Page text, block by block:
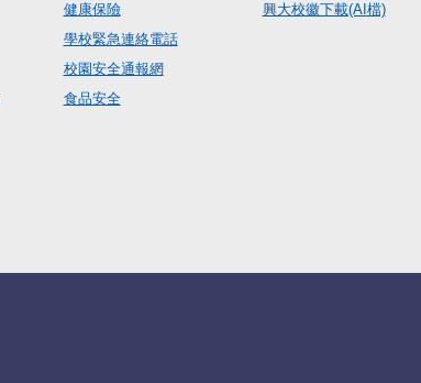
健康保險
學校緊急連絡電話
校園安全通報網
食品安全
興大校徽下載(AI檔)